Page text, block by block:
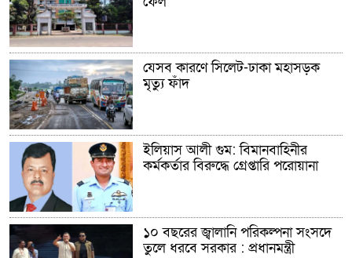
যেসব কারণে সিলেট-ঢাকা মহাসড়ক
মৃত্যু ফাঁদ
ইলিয়াস আলী গুম: বিমানবাহিনীর
কর্মকর্তার বিরুদ্ধে গ্রেপ্তারি পরোয়ানা
১০ বছরের জ্বালানি পরিকল্পনা সংসদে
তুলে ধরবে সরকার : প্রধানমন্ত্রী